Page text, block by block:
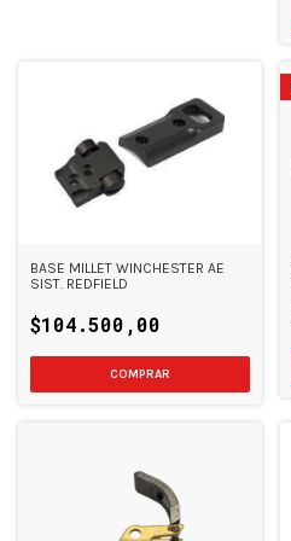
BASE MILLET WINCHESTER AE
SIST. REDFIELD
$104.500,00